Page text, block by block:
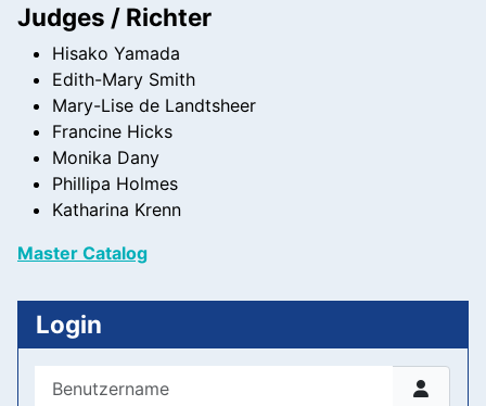
Judges / Richter
Hisako Yamada
Edith-Mary Smith
Mary-Lise de Landtsheer
Francine Hicks
Monika Dany
Phillipa Holmes
Katharina Krenn
Master Catalog
Login
Benutzername